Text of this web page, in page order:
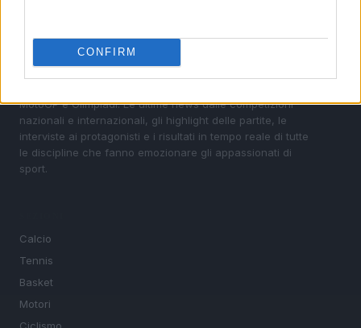
CONFIRM
Sportmagazine: notizie, approfondimenti e classifiche su
MotoGP e Olimpiadi. Le ultime news dalle competizioni
nazionali e internazionali, gli highlight delle partite, le
interviste ai protagonisti e i risultati in tempo reale di tutte
le discipline che fanno emozionare gli appassionati di
sport.
Calcio
Tennis
Basket
Motori